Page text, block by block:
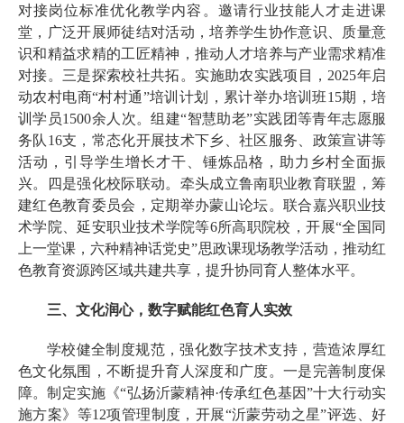
对接岗位标准优化教学内容。邀请行业技能人才走进课
堂，广泛开展师徒结对活动，培养学生协作意识、质量意
识和精益求精的工匠精神，推动人才培养与产业需求精准
对接。三是探索校社共拓。实施助农实践项目，2025年启
动农村电商“村村通”培训计划，累计举办培训班15期，培
训学员1500余人次。组建“智慧助老”实践团等青年志愿服
务队16支，常态化开展技术下乡、社区服务、政策宣讲等
活动，引导学生增长才干、锤炼品格，助力乡村全面振
兴。四是强化校际联动。牵头成立鲁南职业教育联盟，筹
建红色教育委员会，定期举办蒙山论坛。联合嘉兴职业技
术学院、延安职业技术学院等6所高职院校，开展“全国同
上一堂课，六种精神话党史”思政课现场教学活动，推动红
色教育资源跨区域共建共享，提升协同育人整体水平。
三、文化润心，数字赋能红色育人实效
学校健全制度规范，强化数字技术支持，营造浓厚红
色文化氛围，不断提升育人深度和广度。一是完善制度保
障。制定实施《“弘扬沂蒙精神·传承红色基因”十大行动实
施方案》等12项管理制度，开展“沂蒙劳动之星”评选、好